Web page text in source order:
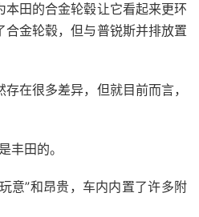
本田的合金轮毂让它看起来更环
金轮毂，但与普锐斯并排放置
在很多差异，但就目前而言，
丰田的。
意”和昂贵，车内内置了许多附